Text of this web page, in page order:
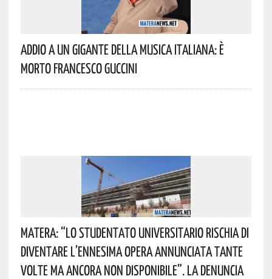
Addio A Un Gigante Della Musica Italiana: È
Morto Francesco Guccini
Matera: “Lo Studentato Universitario Rischia Di
Diventare L’ennesima Opera Annunciata Tante
Volte Ma Ancora Non Disponibile”. La Denuncia